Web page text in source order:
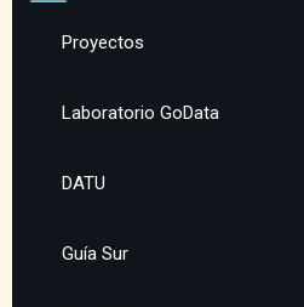
Proyectos
Laboratorio GoData
DATU
Guía Sur